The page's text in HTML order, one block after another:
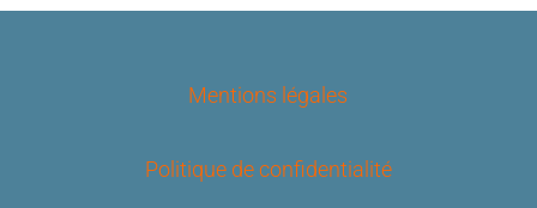
Mentions légales
Politique de confidentialité